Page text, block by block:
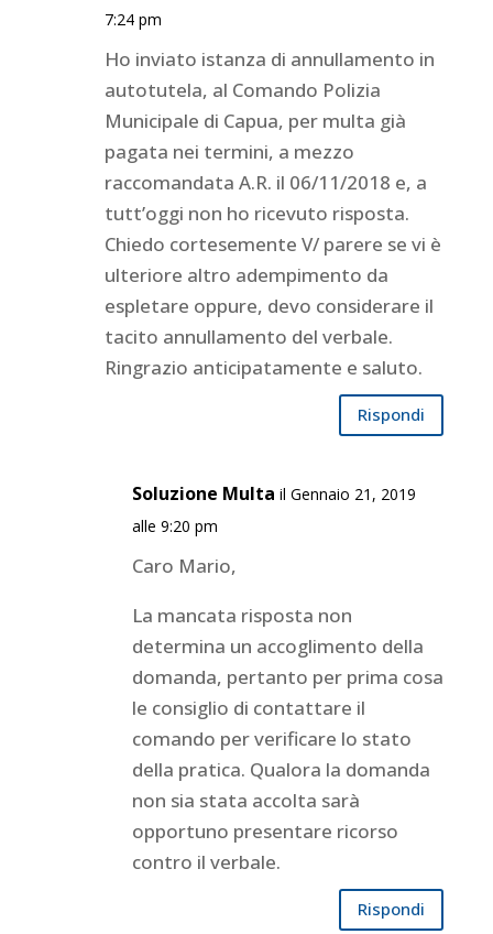
7:24 pm
Ho inviato istanza di annullamento in
autotutela, al Comando Polizia
Municipale di Capua, per multa già
pagata nei termini, a mezzo
raccomandata A.R. il 06/11/2018 e, a
tutt’oggi non ho ricevuto risposta.
Chiedo cortesemente V/ parere se vi è
ulteriore altro adempimento da
espletare oppure, devo considerare il
tacito annullamento del verbale.
Ringrazio anticipatamente e saluto.
Rispondi
Soluzione Multa il Gennaio 21, 2019
alle 9:20 pm
Caro Mario,
La mancata risposta non
determina un accoglimento della
domanda, pertanto per prima cosa
le consiglio di contattare il
comando per verificare lo stato
della pratica. Qualora la domanda
non sia stata accolta sarà
opportuno presentare ricorso
contro il verbale.
Rispondi